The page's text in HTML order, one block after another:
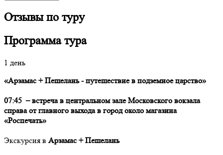
Отзывы по туру
Программа тура
1 день
«Арзамас + Пешелань - путешествие в подземное царство»
07:45 –встреча в центральном зале Московского вокзала
справа от главного выхода в город около магазина
«Роспечать»
Экскурсия в Арзамас + Пешелань